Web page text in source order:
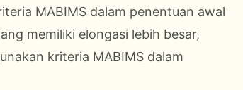
MABIMS dalam penentuan awal
memiliki elongasi lebih besar,
kriteria MABIMS dalam